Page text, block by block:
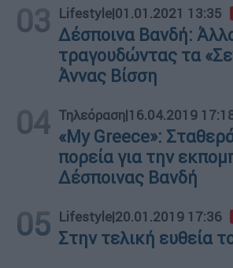
03 Lifestyle|01.01.2021 13:35
Δέσποινα Βανδή:
τραγουδώντας τα
Άννας Βίσση
04 Τηλεόραση|16.04.2019
«My Greece»:
πορεία για την
Δέσποινας Βανδή
05 Lifestyle|20.01.2019 17:36
Στην τελική ευθεία